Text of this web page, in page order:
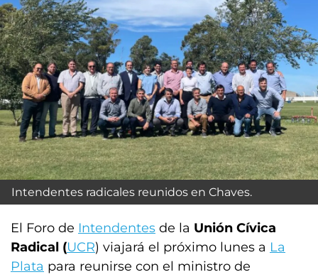
Intendentes radicales reunidos en Chaves.
El Foro de Intendentes de la Unión Cívica
Radical (UCR) viajará el próximo lunes a La
Plata para reunirse con el ministro de